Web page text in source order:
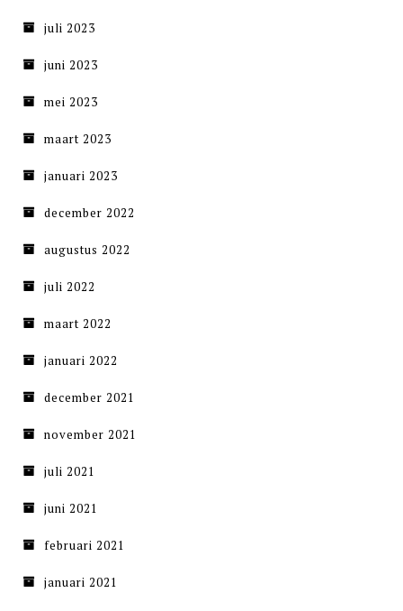
juli 2023
juni 2023
mei 2023
maart 2023
januari 2023
december 2022
augustus 2022
juli 2022
maart 2022
januari 2022
december 2021
november 2021
juli 2021
juni 2021
februari 2021
januari 2021